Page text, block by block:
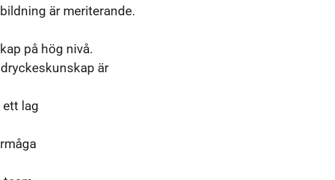
är meriterande.
på hög nivå.
är
ett lag